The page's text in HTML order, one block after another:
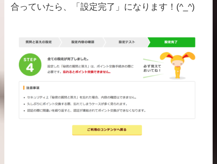
合っていたら、「設定完了」になります！(^_^)